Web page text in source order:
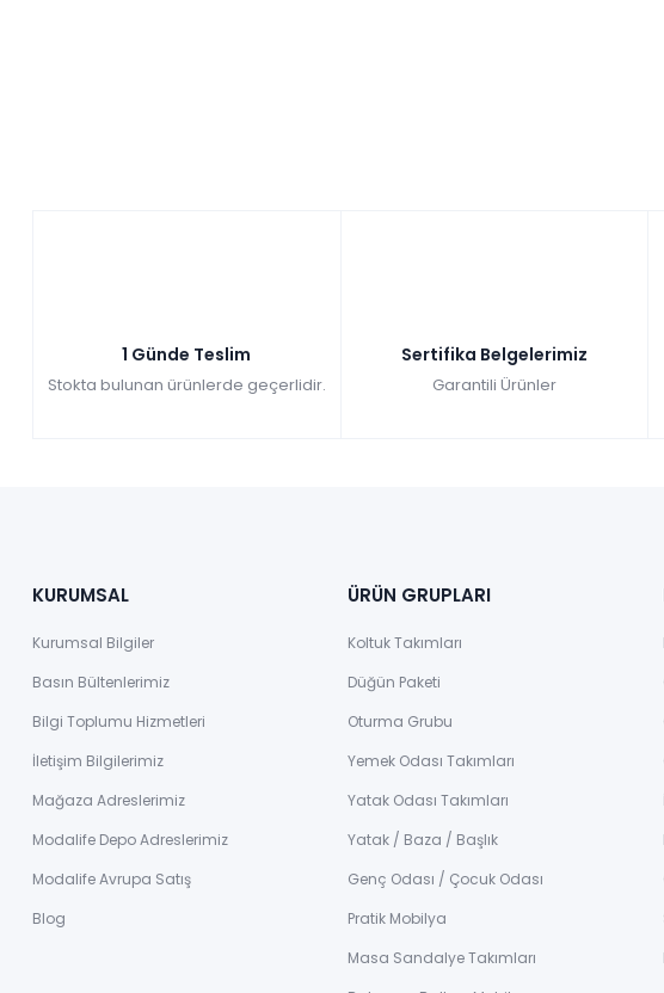
1 Günde Teslim
Stokta bulunan ürünlerde geçerlidir.
Sertifika Belgelerimiz
Garantili Ürünler
KURUMSAL
Kurumsal Bilgiler
Basın Bültenlerimiz
Bilgi Toplumu Hizmetleri
İletişim Bilgilerimiz
Mağaza Adreslerimiz
Modalife Depo Adreslerimiz
Modalife Avrupa Satış
Blog
ÜRÜN GRUPLARI
Koltuk Takımları
Düğün Paketi
Oturma Grubu
Yemek Odası Takımları
Yatak Odası Takımları
Yatak / Baza / Başlık
Genç Odası / Çocuk Odası
Pratik Mobilya
Masa Sandalye Takımları